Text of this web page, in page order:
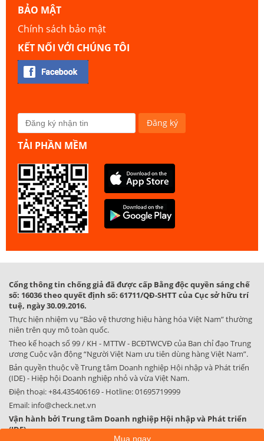
BẢO MẬT
Chính sách bảo mật
KẾT NỐI VỚI CHÚNG TÔI
TẢI PHẦN MỀM
Cổng thông tin chống giả đã được cấp Bằng độc quyền sáng chế
số: 16036 theo quyết định số: 61711/QĐ-SHTT của Cục sở hữu trí
tuệ, ngày 30.09.2016.
Thực hiện nhiệm vụ “Bảo vệ thương hiệu hàng hóa Việt Nam” thường
niên trên quy mô toàn quốc.
Theo kế hoạch số 99 / KH - MTTW - BCĐTWCVĐ của Ban chỉ đạo Trung
ương Cuộc vận động “Người Việt Nam ưu tiên dùng hàng Việt Nam”.
Bản quyền thuộc về Trung tâm Doanh nghiệp Hội nhập và Phát triển
(IDE) - Hiệp hội Doanh nghiệp nhỏ và vừa Việt Nam.
Điện thoại:+84.435406169- Hotline:01695719999
Email: info@check.net.vn
Vận hành bởi Trung tâm Doanh nghiệp Hội nhập và Phát triển
(IDE)